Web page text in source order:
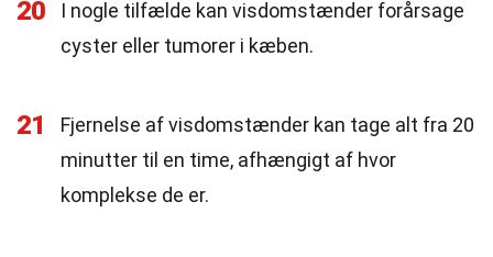
20
I nogle tilfælde kan visdomstænder forårsage
cyster eller tumorer i kæben.
21
Fjernelse af visdomstænder kan tage alt fra 20
minutter til en time, afhængigt af hvor
komplekse de er.